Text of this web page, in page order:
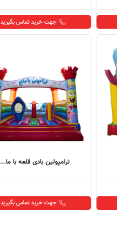
جهت خرید تماس بگیرید
ترامپولین بادی قلعه با ما...
جهت خرید تماس بگیرید